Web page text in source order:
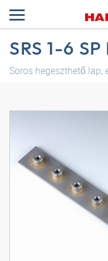
SRS 1-6 SP
Soros hegeszthető lap,